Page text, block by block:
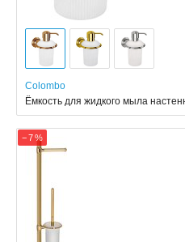
Colombo
Ёмкость для жидкого мыла
− 7 %